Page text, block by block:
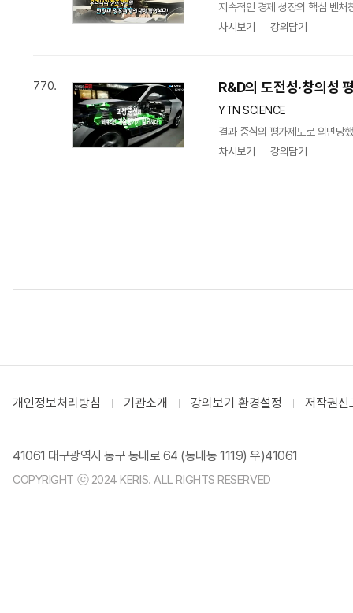
지속적인 경제 성장의 핵심 벤처
차시보기
강의담기
770. R&D의 도전성·창의성
YTN SCIENCE
결과 중심의 평가제도로 외면당
차시보기
강의담기
개인정보처리방침 기관소개 강의보기 환경설정 저작권신
41061 대구광역시 동구 동내로 64 (동내동 1119) 우)41061
COPYRIGHT ⓒ 2024 KERIS. ALL RIGHTS RESERVED